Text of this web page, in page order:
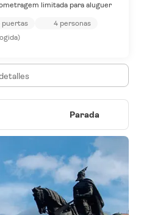
limitada para aluguer
puertas 4 personas
Parada